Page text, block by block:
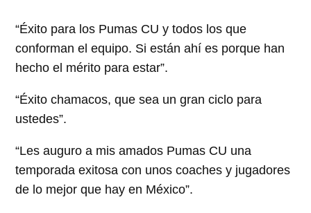
“Éxito para los Pumas CU y todos los que
conforman el equipo. Si están ahí es porque han
hecho el mérito para estar”.
“Éxito chamacos, que sea un gran ciclo para
ustedes”.
“Les auguro a mis amados Pumas CU una
temporada exitosa con unos coaches y jugadores
de lo mejor que hay en México”.